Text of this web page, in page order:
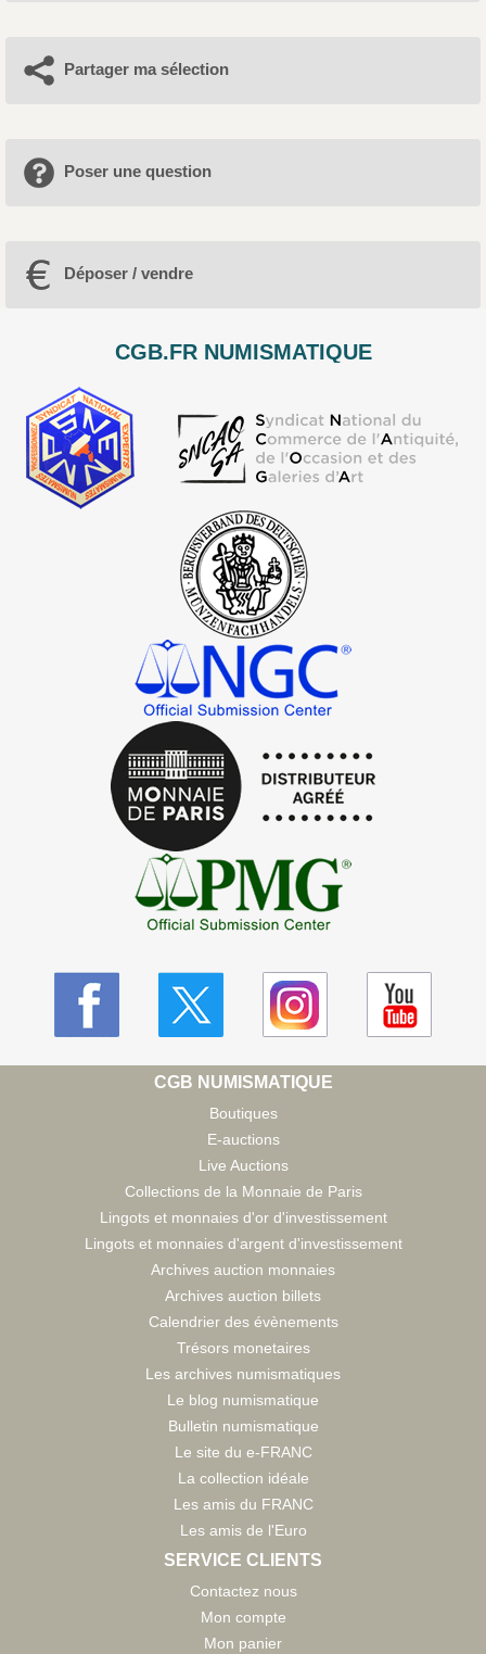
Partager ma sélection
Poser une question
Déposer / vendre
CGB.FR NUMISMATIQUE
CGB NUMISMATIQUE
Boutiques
E-auctions
Live Auctions
Collections de la Monnaie de Paris
Lingots et monnaies d'or d'investissement
Lingots et monnaies d'argent d'investissement
Archives auction monnaies
Archives auction billets
Calendrier des évènements
Trésors monetaires
Les archives numismatiques
Le blog numismatique
Bulletin numismatique
Le site du e-FRANC
La collection idéale
Les amis du FRANC
Les amis de l'Euro
SERVICE CLIENTS
Contactez nous
Mon compte
Mon panier